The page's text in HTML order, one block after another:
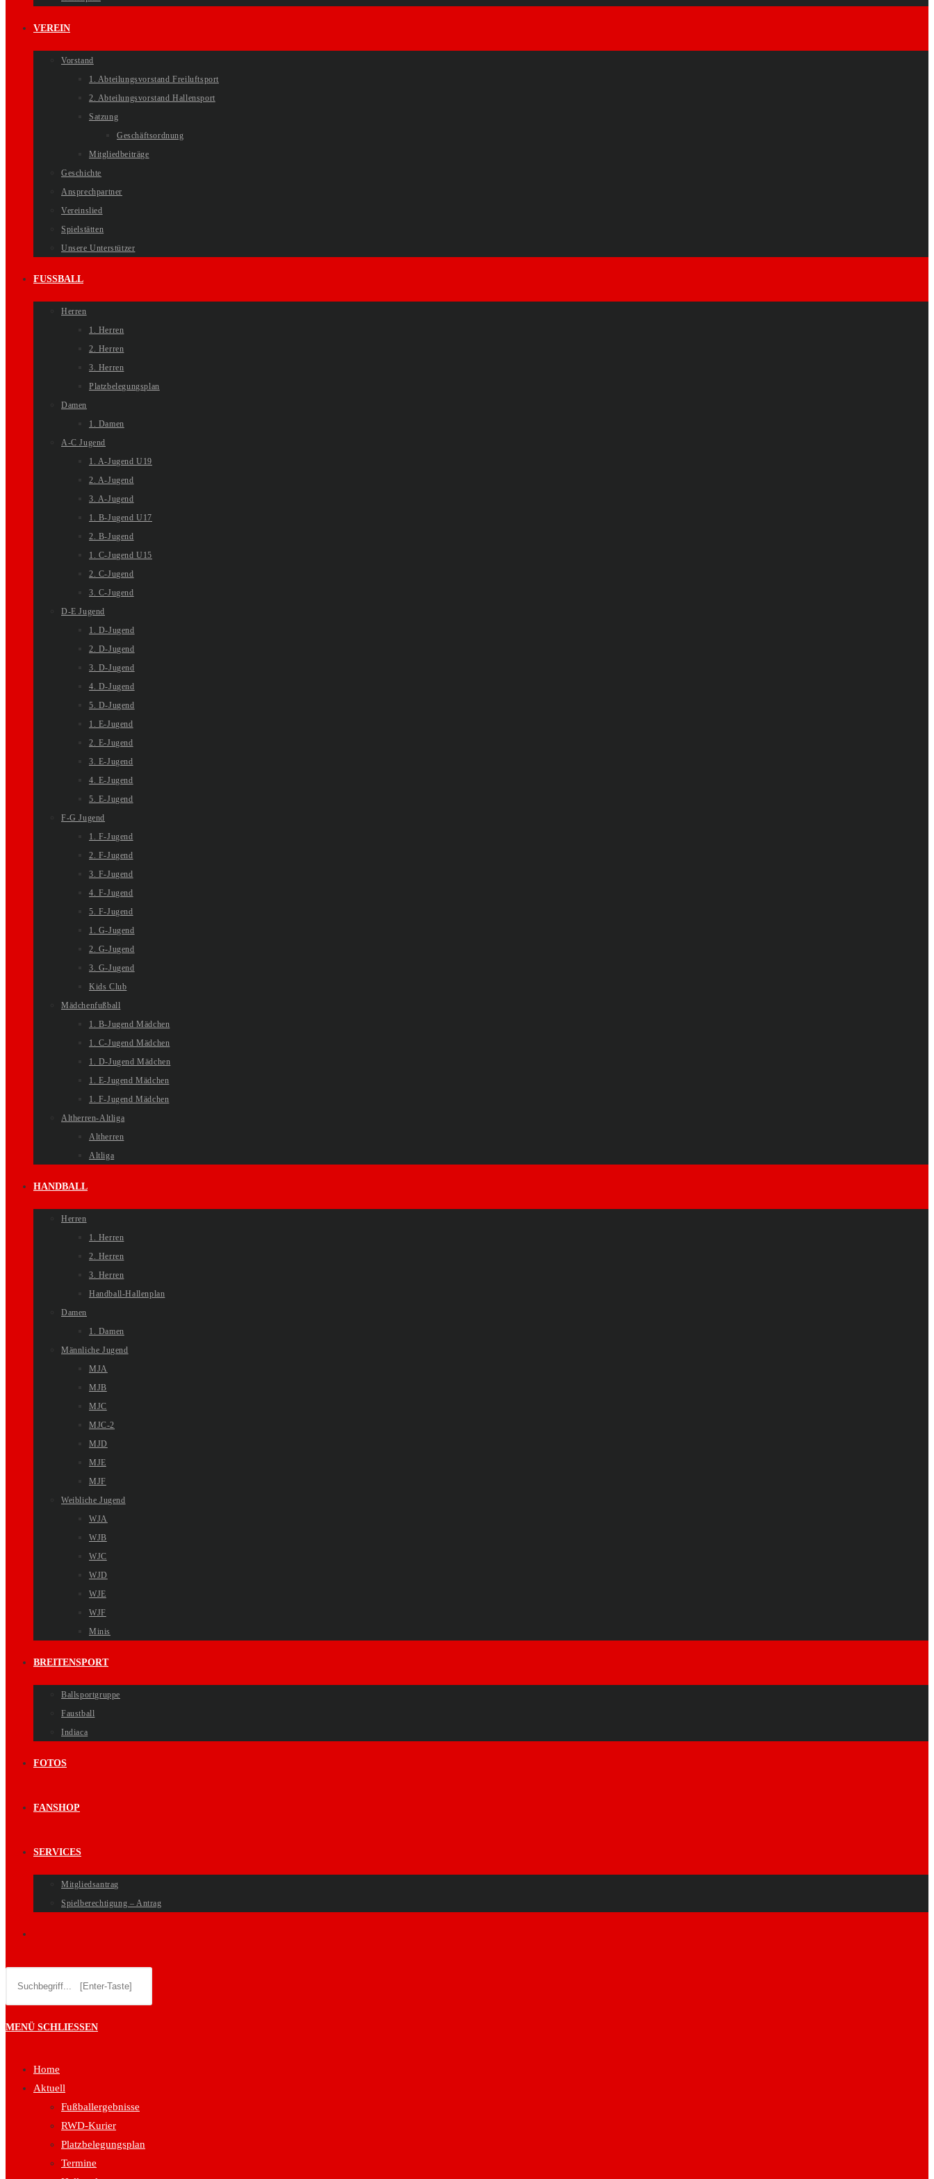
VEREIN
Vorstand
1. Abteilungsvorstand Freiluftsport
2. Abteilungsvorstand Hallensport
Satzung
Geschäftsordnung
Mitgliedbeiträge
Geschichte
Ansprechpartner
Vereinslied
Spielstätten
Unsere Unterstützer
FUSSBALL
Herren
1. Herren
2. Herren
3. Herren
Platzbelegungsplan
Damen
1. Damen
A-C Jugend
1. A-Jugend U19
2. A-Jugend
3. A-Jugend
1. B-Jugend U17
2. B-Jugend
1. C-Jugend U15
2. C-Jugend
3. C-Jugend
D-E Jugend
1. D-Jugend
2. D-Jugend
3. D-Jugend
4. D-Jugend
5. D-Jugend
1. E-Jugend
2. E-Jugend
3. E-Jugend
4. E-Jugend
5. E-Jugend
F-G Jugend
1. F-Jugend
2. F-Jugend
3. F-Jugend
4. F-Jugend
5. F-Jugend
1. G-Jugend
2. G-Jugend
3. G-Jugend
Kids Club
Mädchenfußball
1. B-Jugend Mädchen
1. C-Jugend Mädchen
1. D-Jugend Mädchen
1. E-Jugend Mädchen
1. F-Jugend Mädchen
Altherren-Altliga
Altherren
Altliga
HANDBALL
Herren
1. Herren
2. Herren
3. Herren
Handball-Hallenplan
Damen
1. Damen
Männliche Jugend
MJA
MJB
MJC
MJC-2
MJD
MJE
MJF
Weibliche Jugend
WJA
WJB
WJC
WJD
WJE
WJF
Minis
BREITENSPORT
Ballsportgruppe
Faustball
Indiaca
FOTOS
FANSHOP
SERVICES
Mitgliedsantrag
Spielberechtigung – Antrag
UMSCHALTEN
MENÜ SCHLIESSEN
Home
Aktuell
Fußballergebnisse
RWD-Kurier
Platzbelegungsplan
Termine